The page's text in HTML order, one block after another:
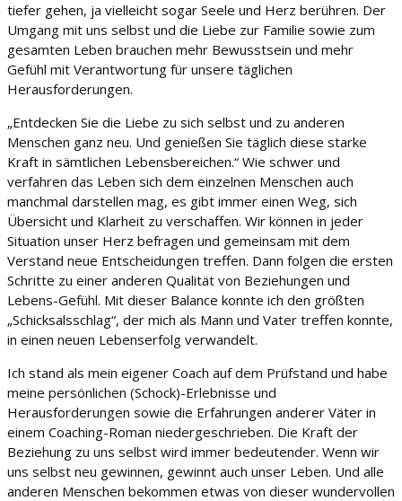
tiefer gehen, ja vielleicht sogar Seele und Herz berühren. Der
Umgang mit uns selbst und die Liebe zur Familie sowie zum
gesamten Leben brauchen mehr Bewusstsein und mehr
Gefühl mit Verantwortung für unsere täglichen
Herausforderungen.
„Entdecken Sie die Liebe zu sich selbst und zu anderen
Menschen ganz neu. Und genießen Sie täglich diese starke
Kraft in sämtlichen Lebensbereichen.“ Wie schwer und
verfahren das Leben sich dem einzelnen Menschen auch
manchmal darstellen mag, es gibt immer einen Weg, sich
Übersicht und Klarheit zu verschaffen. Wir können in jeder
Situation unser Herz befragen und gemeinsam mit dem
Verstand neue Entscheidungen treffen. Dann folgen die ersten
Schritte zu einer anderen Qualität von Beziehungen und
Lebens-Gefühl. Mit dieser Balance konnte ich den größten
„Schicksalsschlag“, der mich als Mann und Vater treffen konnte,
in einen neuen Lebenserfolg verwandelt.
Ich stand als mein eigener Coach auf dem Prüfstand und habe
meine persönlichen (Schock)-Erlebnisse und
Herausforderungen sowie die Erfahrungen anderer Väter in
einem Coaching-Roman niedergeschrieben. Die Kraft der
Beziehung zu uns selbst wird immer bedeutender. Wenn wir
uns selbst neu gewinnen, gewinnt auch unser Leben. Und alle
anderen Menschen bekommen etwas von dieser wundervollen